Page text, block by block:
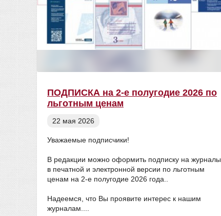
ПОДПИСКА на 2-е полугодие 2026 по
льготным ценам
22 мая 2026
Уважаемые подписчики!
В редакции можно оформить подписку на журналы
в печатной и электронной версии по льготным
ценам на 2-е полугодие 2026 года..
Надеемся, что Вы проявите интерес к нашим
журналам....